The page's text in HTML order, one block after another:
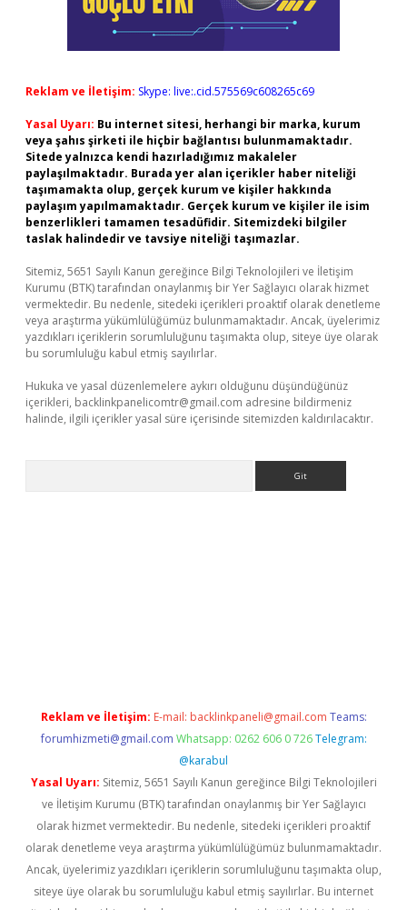
Reklam ve İletişim: Skype: live:.cid.575569c608265c69
Yasal Uyarı: Bu internet sitesi, herhangi bir marka, kurum
veya şahıs şirketi ile hiçbir bağlantısı bulunmamaktadır.
Sitede yalnızca kendi hazırladığımız makaleler
paylaşılmaktadır. Burada yer alan içerikler haber niteliği
taşımamakta olup, gerçek kurum ve kişiler hakkında
paylaşım yapılmamaktadır. Gerçek kurum ve kişiler ile isim
benzerlikleri tamamen tesadüfidir. Sitemizdeki bilgiler
taslak halindedir ve tavsiye niteliği taşımazlar.
Sitemiz, 5651 Sayılı Kanun gereğince Bilgi Teknolojileri ve İletişim
Kurumu (BTK) tarafından onaylanmış bir Yer Sağlayıcı olarak hizmet
vermektedir. Bu nedenle, sitedeki içerikleri proaktif olarak denetleme
veya araştırma yükümlülüğümüz bulunmamaktadır. Ancak, üyelerimiz
yazdıkları içeriklerin sorumluluğunu taşımakta olup, siteye üye olarak
bu sorumluluğu kabul etmiş sayılırlar.
Hukuka ve yasal düzenlemelere aykırı olduğunu düşündüğünüz
içerikleri, backlinkpanelicomtr@gmail.com adresine bildirmeniz
halinde, ilgili içerikler yasal süre içerisinde sitemizden kaldırılacaktır.
Reklam ve İletişim: E-mail: backlinkpaneli@gmail.com Teams:
forumhizmeti@gmail.com Whatsapp: 0262 606 0 726 Telegram:
@karabul
Yasal Uyarı: Sitemiz, 5651 Sayılı Kanun gereğince Bilgi Teknolojileri
ve İletişim Kurumu (BTK) tarafından onaylanmış bir Yer Sağlayıcı
olarak hizmet vermektedir. Bu nedenle, sitedeki içerikleri proaktif
olarak denetleme veya araştırma yükümlülüğümüz bulunmamaktadır.
Ancak, üyelerimiz yazdıkları içeriklerin sorumluluğunu taşımakta olup,
siteye üye olarak bu sorumluluğu kabul etmiş sayılırlar. Bu internet